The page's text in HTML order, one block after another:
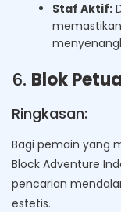
Staf Aktif:
6. Blok
Ringkasan:
Bagi pemain yang
Block Adventure
pencarian
estetis.